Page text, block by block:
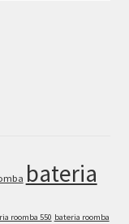
bateria
roomba 550 bateria roomba